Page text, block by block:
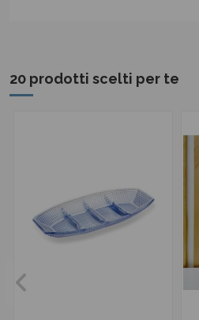
20 prodotti scelti per te